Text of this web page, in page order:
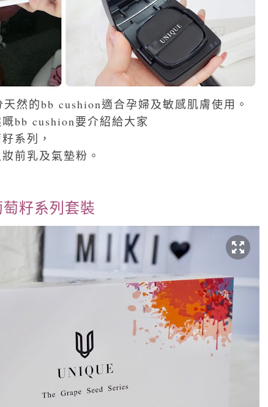
然的bb cushion適合孕婦及敏感肌膚使用。
bb cushion要介紹給大家
系列，
前乳及氣墊粉 。
籽系列套裝